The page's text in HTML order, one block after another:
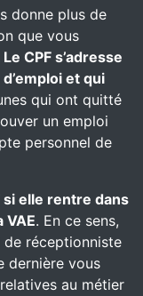
donne plus de
que vous
Le CPF s’adresse
et qui
qui ont quitté
un emploi
personnel de
elle rentre dans
VAE. En ce sens,
réceptionniste
dernière vous
au métier